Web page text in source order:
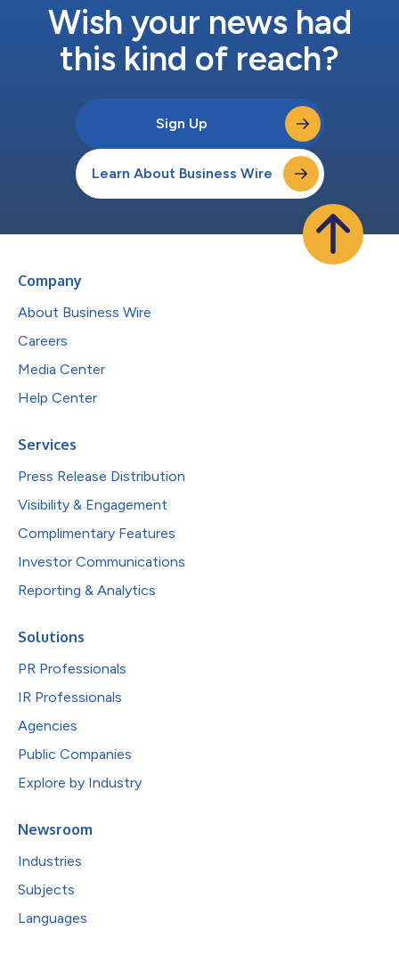
規模実行に対...
Wish your news had
this kind of reach?
Sign Up
Learn About Business Wire
Company
About Business Wire
Careers
Media Center
Help Center
Services
Press Release Distribution
Visibility & Engagement
Complimentary Features
Investor Communications
Reporting & Analytics
Solutions
PR Professionals
IR Professionals
Agencies
Public Companies
Explore by Industry
Newsroom
Industries
Subjects
Languages